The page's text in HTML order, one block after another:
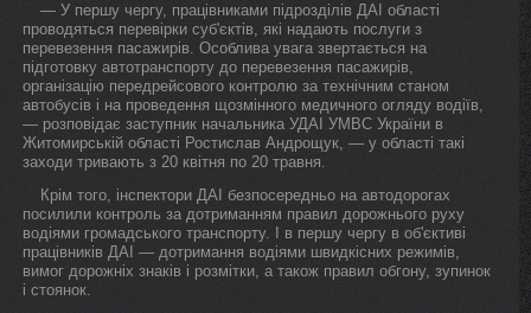
— У першу чергу, працівниками підрозділів ДАІ області
проводяться перевірки суб'єктів, які надають послуги з
перевезення пасажирів. Особлива увага звертається на
підготовку автотранспорту до перевезення пасажирів,
організацію передрейсового контролю за технічним станом
автобусів і на проведення щозмінного медичного огляду водіїв,
— розповідає заступник начальника УДАІ УМВС України в
Житомирській області Ростислав Андрощук, — у області такі
заходи тривають з 20 квітня по 20 травня.
Крім того, інспектори ДАІ безпосередньо на автодорогах
посилили контроль за дотриманням правил дорожнього руху
водіями громадського транспорту. І в першу чергу в об'єктиві
працівників ДАІ — дотримання водіями швидкісних режимів,
вимог дорожніх знаків і розмітки, а також правил обгону, зупинок
і стоянок.